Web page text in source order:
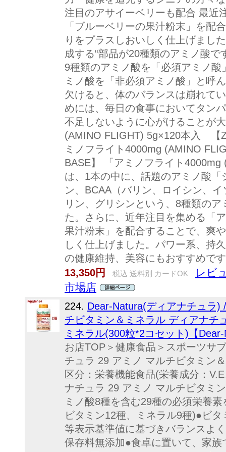
注目のアサイーベリーも配合 最近
「ブルーベリーの果汁粉末」を配
りをプラスしおいしく仕上げまし
成する“部品が20種類のアミノ酸
9種類のアミノ酸を「必須アミノ
ミノ酸を「非必須アミノ酸」と呼
欠けると、体のバランスは崩れて
めには、毎日の食事においてタン
不足しないように心がけることが
(AMINO FLIGHT) 5g×120本入 【
ミノフライト4000mg (AMINO
BASE】 「アミノフライト
は、1本の中に、話題のアミノ酸
ン、BCAA（バリン、ロイシン、
リン、グリシンという、8種類の
た。さらに、近年注目を集める「
果汁粉末」を配合することで、爽
しく仕上げました。パワー系、持
の健康維持、美容にもおすすめで
13,350円
税込 送料別 カードOK
レビ
市場店
224. Dear-Natura(ディアナチュラ
チビタミン＆ミネラル ディアナチ
ミネラル(300粒*2コセット)【
お店TOP＞健康食品＞スポーツサ
チュラ 29 アミノ マルチビタミン
区分：栄養機能食品(栄養成分：
ナチュラ 29 アミノ マルチビタミ
ミノ酸8種を含む29種の必須栄養
ビタミン12種、ミネラル9種)●ビ
等表示基準値に基づきバランスよ
保存料無添加●食卓に置いて、家族